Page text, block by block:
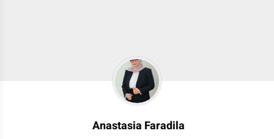
Anastasia Faradila